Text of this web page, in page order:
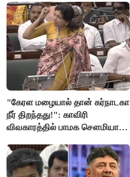
"கேரள மழையால் தான் கர்நாடகா
நீர் திறந்தது!": காவிரி
விவகாரத்தில் பாமக சௌமியா